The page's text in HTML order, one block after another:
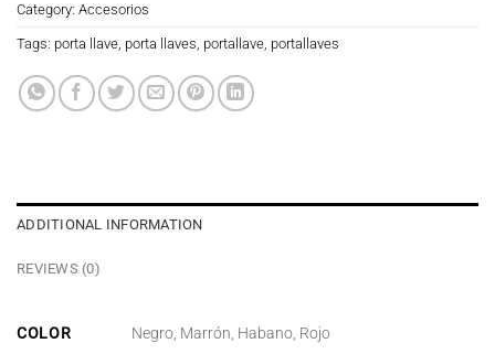
Category: Accesorios
Tags: porta llave, porta llaves, portallave, portallaves
ADDITIONAL INFORMATION
REVIEWS (0)
COLOR Negro, Marrón, Habano, Rojo